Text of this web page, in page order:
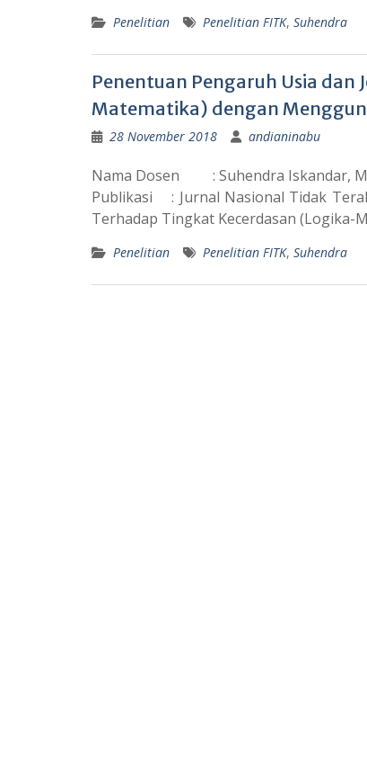
Penelitian Penelitian FITK, Suhendra
Penentuan Pengaruh Usia
Matematika) dengan
28 November 2018 andianinabu
Nama Dosen : Suhendra
Publikasi : Jurnal Nasional Tidak
Terhadap Tingkat Kecerdasan
Penelitian Penelitian FITK, Suhendra